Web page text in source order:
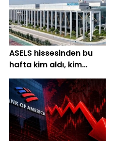
ASELS hissesinden bu
hafta kim aldı, kim
sattı?